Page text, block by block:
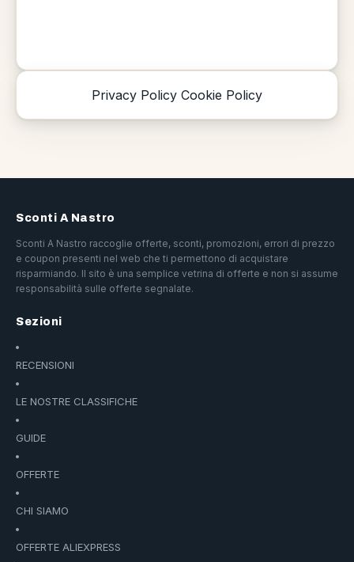
Privacy Policy Cookie Policy
Sconti A Nastro
Sconti A Nastro raccoglie offerte, sconti, promozioni, errori di prezzo
e coupon presenti nel web che ti permettono di acquistare
risparmiando. Il sito è una semplice vetrina di offerte e non si assume
responsabilità sulle offerte segnalate.
Sezioni
RECENSIONI
LE NOSTRE CLASSIFICHE
GUIDE
OFFERTE
CHI SIAMO
OFFERTE ALIEXPRESS